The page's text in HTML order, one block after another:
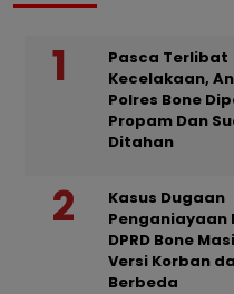
Pasca Terlibat
Kecelakaan,
Polres Bone
Propam Dan
Ditahan
Kasus Dugaan
Penganiayaan
DPRD Bone
Versi Korban
Berbeda